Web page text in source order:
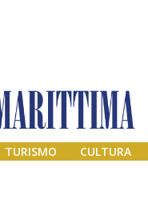
TURISMO CULTURA